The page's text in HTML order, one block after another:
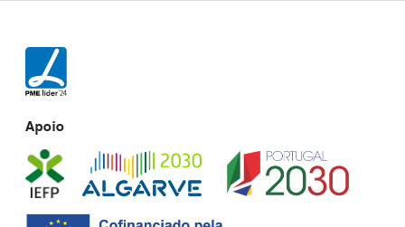
Apoio